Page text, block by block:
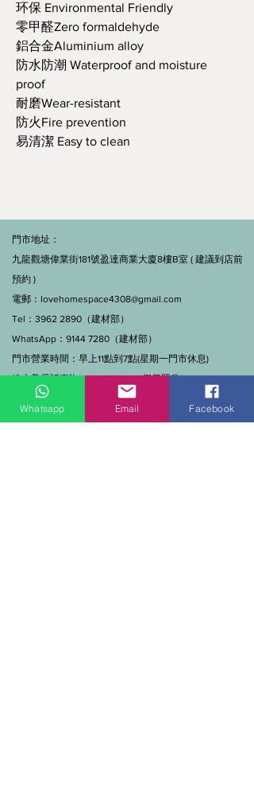
环保 Environmental Friendly
零甲醛Zero formaldehyde
鋁合金Aluminium alloy
防水防潮 Waterproof and moisture
proof
耐磨Wear-resistant
防火Fire prevention
易清潔 Easy to clean
門市地址：
九龍觀塘偉業街181號盈達商業大廈8樓B室 ( 建議到店前
預約 )
電郵： lovehomespace4308@gmail.com
Tel：3962 2890（建材部）
WhatsApp：9144 7280（建材部）
門市營業時間：早上11點到7點(星期一門市休息)
線上及電話查詢：9:00-18:00（假日照常）。
Whatsapp Email Facebook